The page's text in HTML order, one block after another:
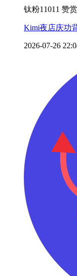
钛粉11011 赞
Kimi夜店庆功
2026-07-26